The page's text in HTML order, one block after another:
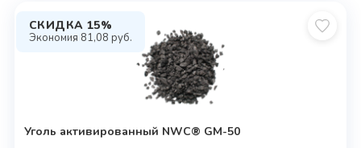
СКИДКА 15%
Экономия 81,08 руб.
Уголь активированный NWС® GM-50